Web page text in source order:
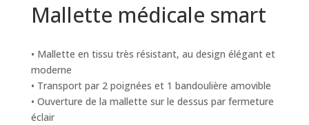
Mallette médicale smart
• Mallette en tissu très résistant, au design élégant et
moderne
• Transport par 2 poignées et 1 bandoulière amovible
• Ouverture de la mallette sur le dessus par fermeture
éclair